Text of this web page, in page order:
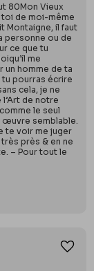
80Mon Vieux
toi de moi-même
Montaigne, il faut
personne ou de
ce que tu
me
un homme de ta
tu pourras écrire
cela, je ne
de notre
le seul
œuvre semblable.
te voir me juger
près & en ne
– Pour tout le